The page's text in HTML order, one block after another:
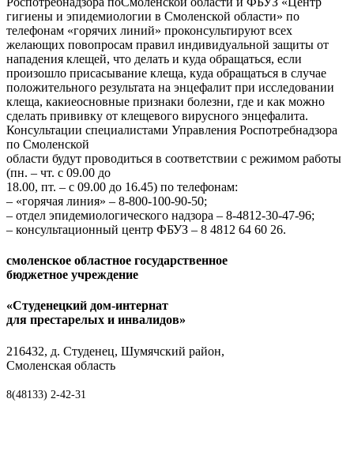
гигиены и эпидемиологии в Смоленской области» по
телефонам «горячих линий» проконсультируют всех
желающих повопросам правил индивидуальной защиты от
нападения клещей, что делать и куда обращаться, если
произошло присасывание клеща, куда обращаться в случае
положительного результата на энцефалит при исследовании
клеща, какиеосновные признаки болезни, где и как можно
сделать прививку от клещевого вирусного энцефалита.
Консультации специалистами Управления Роспотребнадзора
по Смоленской
области будут проводиться в соответствии с режимом работы
(пн. – чт. с 09.00 до
18.00, пт. – с 09.00 до 16.45) по телефонам:
– «горячая линия» – 8-800-100-90-50;
– отдел эпидемиологического надзора – 8-4812-30-47-96;
– консультационный центр ФБУЗ – 8 4812 64 60 26.
смоленское областное государственное
бюджетное учреждение
«Студенецкий дом-интернат
для престарелых и инвалидов»
216432, д. Студенец, Шумячский район,
Смоленская область
8(48133) 2-42-31